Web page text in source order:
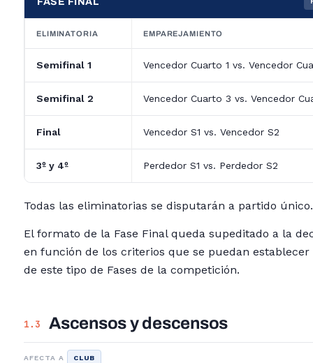
ELIMINATORIA EMPAREJAMIENTO
Semifinal 1 Vencedor Cuarto 1 vs. Vencedor
Semifinal 2 Vencedor Cuarto 3 vs. Vencedor
Final Vencedor S1 vs. Vencedor S2
3º y 4º Perdedor S1 vs. Perdedor S2
Todas las eliminatorias se disputarán a partido único.
El formato de la Fase Final queda supeditado a la
en función de los criterios que se puedan
de este tipo de Fases de la competición.
1.3 Ascensos y descensos
AFECTA A CLUB